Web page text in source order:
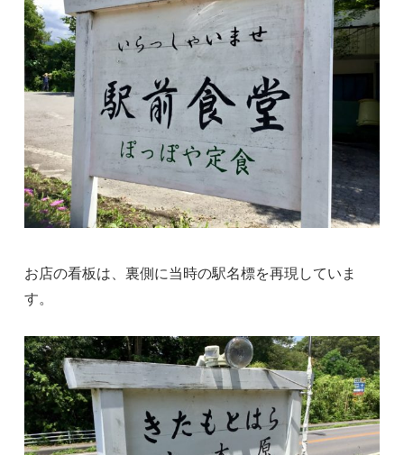
お店の看板は、裏側に当時の駅名標を再現していま
す。